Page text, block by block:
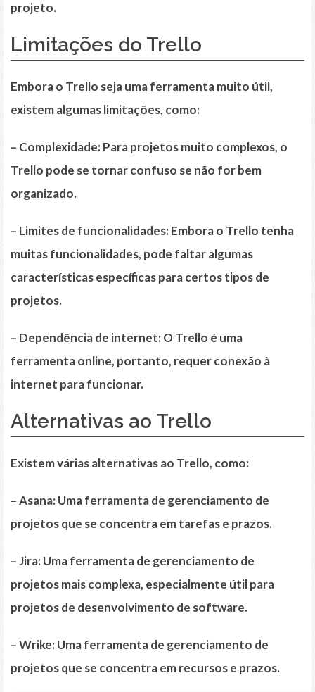
projeto.
Limitações do Trello
Embora o Trello seja uma ferramenta muito útil,
existem algumas limitações, como:
– Complexidade: Para projetos muito complexos, o
Trello pode se tornar confuso se não for bem
organizado.
– Limites de funcionalidades: Embora o Trello tenha
muitas funcionalidades, pode faltar algumas
características específicas para certos tipos de
projetos.
– Dependência de internet: O Trello é uma
ferramenta online, portanto, requer conexão à
internet para funcionar.
Alternativas ao Trello
Existem várias alternativas ao Trello, como:
–Asana: Uma ferramenta de gerenciamento de
projetos que se concentra em tarefas e prazos.
–Jira: Uma ferramenta de gerenciamento de
projetos mais complexa, especialmente útil para
projetos de desenvolvimento de software.
–Wrike: Uma ferramenta de gerenciamento de
projetos que se concentra em recursos e prazos.